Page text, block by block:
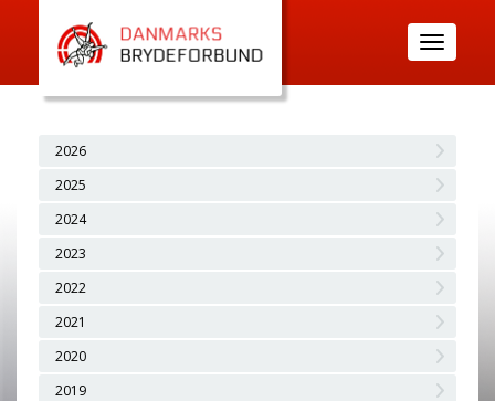
Toggle
navigation
2026
2025
2024
2023
2022
2021
2020
2019